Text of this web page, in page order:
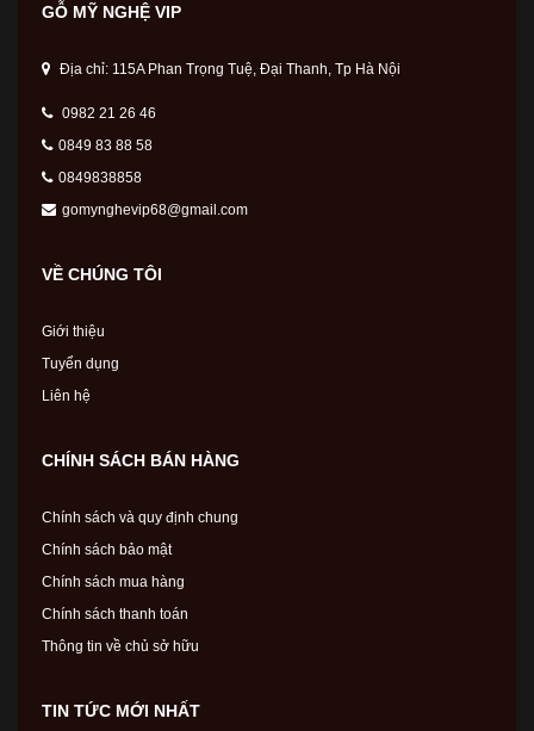
GỖ MỸ NGHỆ VIP
Địa chỉ: 115A Phan Trọng Tuệ, Đại Thanh, Tp Hà Nội
0982 21 26 46
0849 83 88 58
0849838858
gomynghevip68@gmail.com
VỀ CHÚNG TÔI
Giới thiệu
Tuyển dụng
Liên hệ
CHÍNH SÁCH BÁN HÀNG
Chính sách và quy định chung
Chính sách bảo mật
Chính sách mua hàng
Chính sách thanh toán
Thông tin về chủ sở hữu
TIN TỨC MỚI NHẤT